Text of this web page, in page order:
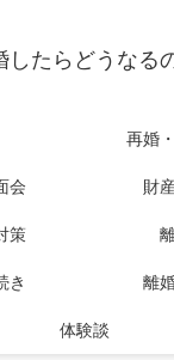
したらどうなる
再婚
会 財
策
き 離
体験談